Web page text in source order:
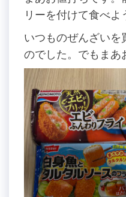
リーを付けて食べよ
いつものぜんざいを
のでした。でもまあ